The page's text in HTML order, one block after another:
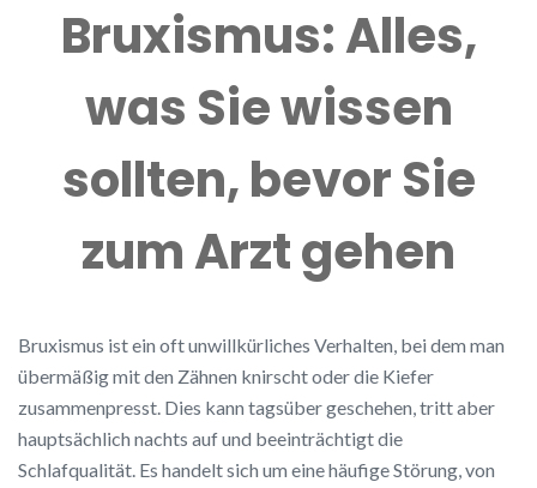
Bruxismus: Alles,
was Sie wissen
sollten, bevor Sie
zum Arzt gehen
Bruxismus ist ein oft unwillkürliches Verhalten, bei dem man
übermäßig mit den Zähnen knirscht oder die Kiefer
zusammenpresst. Dies kann tagsüber geschehen, tritt aber
hauptsächlich nachts auf und beeinträchtigt die
Schlafqualität. Es handelt sich um eine häufige Störung, von